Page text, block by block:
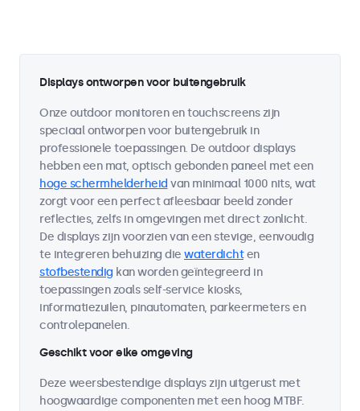
Displays ontworpen voor buitengebruik
Onze outdoor monitoren en touchscreens zijn
speciaal ontworpen voor buitengebruik in
professionele toepassingen. De outdoor displays
hebben een mat, optisch gebonden paneel met een
hoge schermhelderheid van minimaal 1000 nits, wat
zorgt voor een perfect afleesbaar beeld zonder
reflecties, zelfs in omgevingen met direct zonlicht.
De displays zijn voorzien van een stevige, eenvoudig
te integreren behuizing die waterdichten
stofbestendig kan worden geïntegreerd in
toepassingen zoals self-service kiosks,
informatiezuilen, pinautomaten, parkeermeters en
controlepanelen.
Geschikt voor elke omgeving
Deze weersbestendige displays zijn uitgerust met
hoogwaardige componenten met een hoog MTBF.